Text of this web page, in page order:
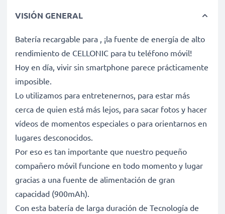
VISIÓN GENERAL
Batería recargable para , ¡la fuente de energía de alto
rendimiento de CELLONIC para tu teléfono móvil!
Hoy en día, vivir sin smartphone parece prácticamente
imposible.
Lo utilizamos para entretenernos, para estar más
cerca de quien está más lejos, para sacar fotos y hacer
vídeos de momentos especiales o para orientarnos en
lugares desconocidos.
Por eso es tan importante que nuestro pequeño
compañero móvil funcione en todo momento y lugar
gracias a una fuente de alimentación de gran
capacidad (900mAh).
Con esta batería de larga duración de Tecnología de